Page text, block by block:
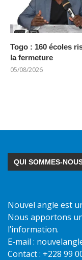
Togo : 160 écoles
la fermeture
05/08/2026
QUI SOMMES-
Nouvel angle est
Nous apportons
l’information.
E-mail :
Contact : +228 99